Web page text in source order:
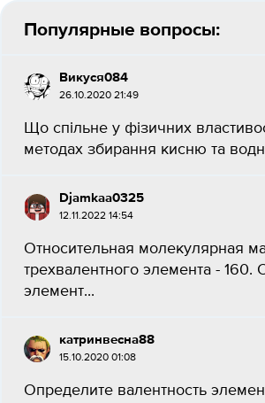
Популярные вопросы:
Викуся084
26.10.2020 21:49
Що спільне у фізичних
методах збирання кисню та
Djamkaa0325
12.11.2022 14:54
Относительная молекулярная
трехвалентного элемента - 160.
элемент...
катринвесна88
15.10.2020 01:08
Определите валентность